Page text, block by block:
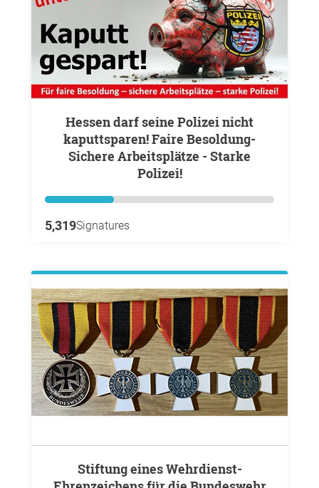
Hessen darf seine Polizei nicht
kaputtsparen! Faire Besoldung-
Sichere Arbeitsplätze - Starke
Polizei!
5,319Signatures
Stiftung eines Wehrdienst-